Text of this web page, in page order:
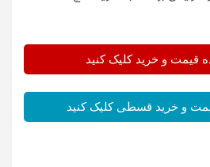
قیمت و خرید کلیک کنید
و خرید قسطی کلیک کنید